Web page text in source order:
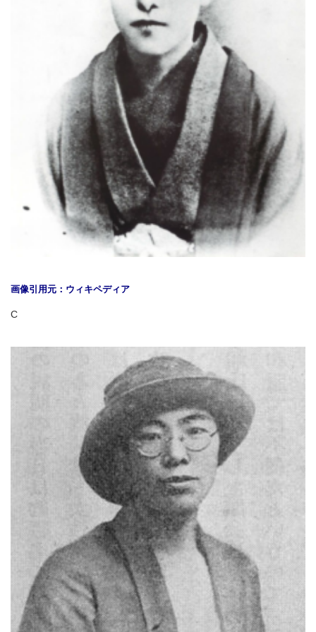
画像引用元：ウィキペディア
C